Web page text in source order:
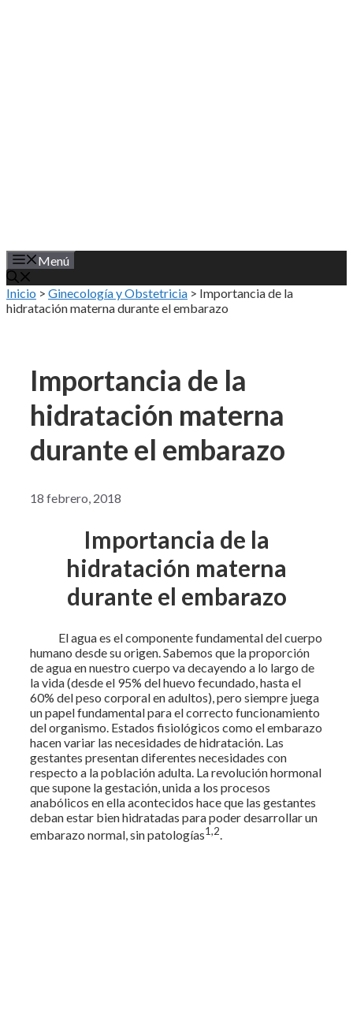
Menú
Inicio > Ginecología y Obstetricia > Importancia de la
hidratación materna durante el embarazo
Importancia de la
hidratación materna
durante el embarazo
18 febrero, 2018
Importancia de la
hidratación materna
durante el embarazo
El agua es el componente fundamental del cuerpo
humano desde su origen. Sabemos que la proporción
de agua en nuestro cuerpo va decayendo a lo largo de
la vida (desde el 95% del huevo fecundado, hasta el
60% del peso corporal en adultos), pero siempre juega
un papel fundamental para el correcto funcionamiento
del organismo. Estados fisiológicos como el embarazo
hacen variar las necesidades de hidratación. Las
gestantes presentan diferentes necesidades con
respecto a la población adulta. La revolución hormonal
que supone la gestación, unida a los procesos
anabólicos en ella acontecidos hace que las gestantes
deban estar bien hidratadas para poder desarrollar un
embarazo normal, sin patologías1,2.